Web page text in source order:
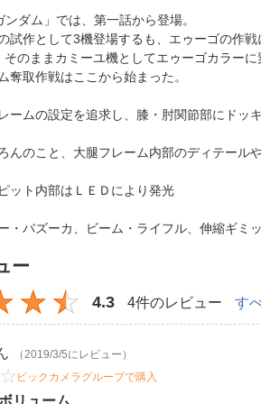
ンダム」では、第一話から登場。
試作として3機登場するも、エゥーゴの作
そのままカミーユ機としてエゥーゴカラー
奪取作戦はここから始まった。
ームの設定を追求し、膝・肘関節部にドッ
んのこと、大腿フレーム内部のディテール
ット内部はＬＥＤにより発光
・バズーカ、ビーム・ライフル、伸縮ギミ
ー
4.3 4件のレビュー す
（2019/3/5にレビュー）
ビックカメラグループで購入